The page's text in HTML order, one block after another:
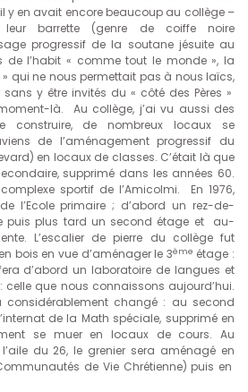
y en avait encore beaucoup au collège –
barrette (genre de coiffe noire
progressif de la soutane jésuite au
l’habit « comme tout le monde », la
qui ne nous permettait pas à nous laïcs,
y être invités du « côté des Pères »
là. Au collège, j’ai vu aussi des
construire, de nombreux locaux se
de l’aménagement progressif du
en locaux de classes. C’était là que
supprimé dans les années 60.
sportif de l’Amicolmi. En 1976,
l’Ecole primaire ; d’abord un rez-de-
puis plus tard un second étage et au-
L’escalier de pierre du collège fut
bois en vue d’aménager le 3ème étage :
d’abord un laboratoire de langues et
celle que nous connaissons aujourd’hui.
considérablement changé : au second
de la Math spéciale, supprimé en
se muer en locaux de cours. Au
du 26, le grenier sera aménagé en
de Vie Chrétienne) puis en